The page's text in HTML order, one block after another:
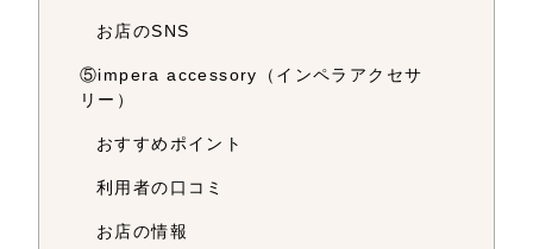
お店のSNS
⑤impera accessory（インペラアクセサ
リー）
おすすめポイント
利用者の口コミ
お店の情報